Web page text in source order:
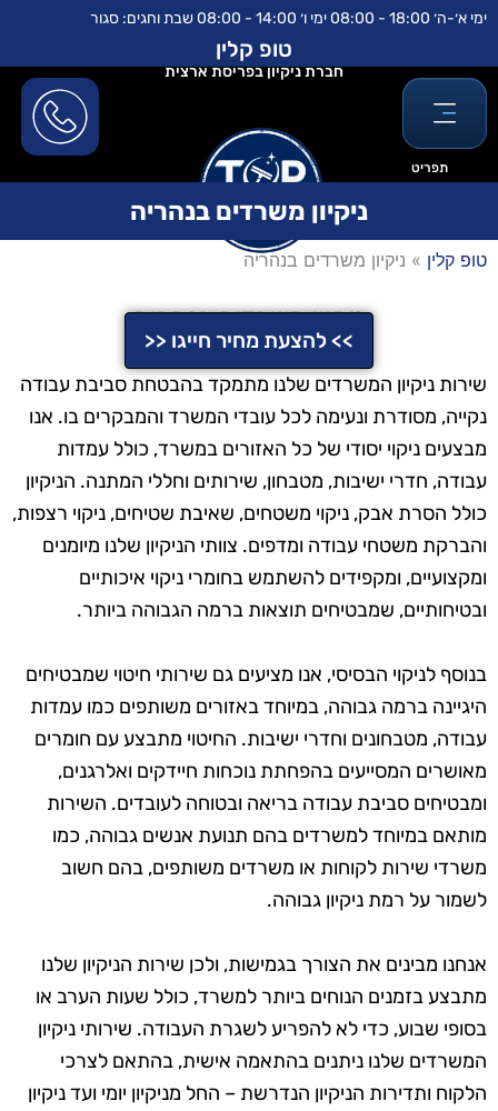
לתוכן
דילוג
ימי א׳-ה׳ 18:00 - 08:00 ימי ו׳ 14:00 - 08:00 שבת וחגים: סגור
תפריט
טופ קלין
חברת ניקיון בפריסת ארצית
ניקיון משרדים בנהריה
טופ קלין » ניקיון משרדים בנהריה
ניקיון משרדים בנהריה
>> להצעת מחיר חייגו <<
שירות ניקיון המשרדים שלנו מתמקד בהבטחת סביבת עבודה
נקייה, מסודרת ונעימה לכל עובדי המשרד והמבקרים בו. אנו
מבצעים ניקוי יסודי של כל האזורים במשרד, כולל עמדות
עבודה, חדרי ישיבות, מטבחון, שירותים וחללי המתנה. הניקיון
כולל הסרת אבק, ניקוי משטחים, שאיבת שטיחים, ניקוי רצפות,
והברקת משטחי עבודה ומדפים. צוותי הניקיון שלנו מיומנים
ומקצועיים, ומקפידים להשתמש בחומרי ניקוי איכותיים
ובטיחותיים, שמבטיחים תוצאות ברמה הגבוהה ביותר.
בנוסף לניקוי הבסיסי, אנו מציעים גם שירותי חיטוי שמבטיחים
היגיינה ברמה גבוהה, במיוחד באזורים משותפים כמו עמדות
עבודה, מטבחונים וחדרי ישיבות. החיטוי מתבצע עם חומרים
מאושרים המסייעים בהפחתת נוכחות חיידקים ואלרגנים,
ומבטיחים סביבת עבודה בריאה ובטוחה לעובדים. השירות
מותאם במיוחד למשרדים בהם תנועת אנשים גבוהה, כמו
משרדי שירות לקוחות או משרדים משותפים, בהם חשוב
לשמור על רמת ניקיון גבוהה.
אנחנו מבינים את הצורך בגמישות, ולכן שירות הניקיון שלנו
מתבצע בזמנים הנוחים ביותר למשרד, כולל שעות הערב או
בסופי שבוע, כדי לא להפריע לשגרת העבודה. שירותי ניקיון
המשרדים שלנו ניתנים בהתאמה אישית, בהתאם לצרכי
הלקוח ותדירות הניקיון הנדרשת – החל מניקיון יומי ועד ניקיון